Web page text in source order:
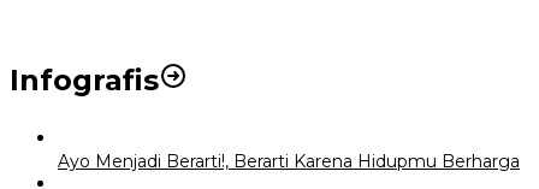
Infografis
Ayo Menjadi Berarti!, Berarti Karena Hidupmu Berharga